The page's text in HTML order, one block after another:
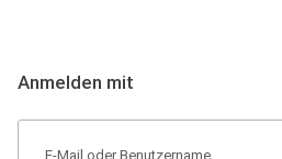
Anmelden mit